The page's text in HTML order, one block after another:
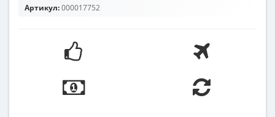
Артикул:000017752